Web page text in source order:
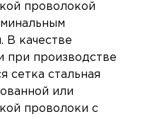
проволокой
В качестве
при производстве
сетка стальная
или
проволоки с